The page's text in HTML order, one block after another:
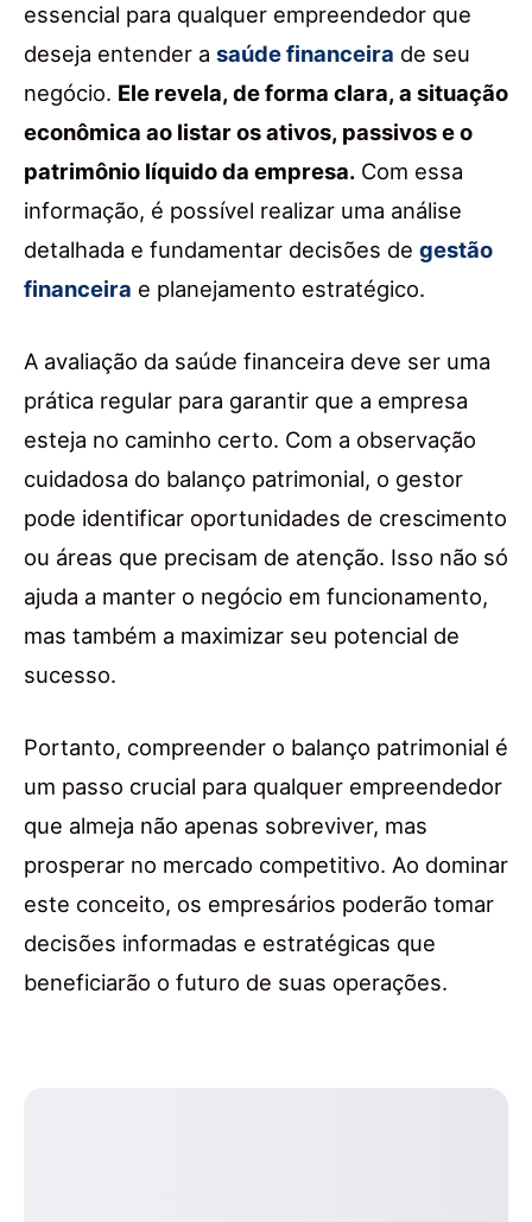
essencial para qualquer empreendedor que
deseja entender a saúde financeira de seu
negócio. Ele revela, de forma clara, a situação
econômica ao listar os ativos, passivos e o
patrimônio líquido da empresa. Com essa
informação, é possível realizar uma análise
detalhada e fundamentar decisões de gestão
financeira e planejamento estratégico.
A avaliação da saúde financeira deve ser uma
prática regular para garantir que a empresa
esteja no caminho certo. Com a observação
cuidadosa do balanço patrimonial, o gestor
pode identificar oportunidades de crescimento
ou áreas que precisam de atenção. Isso não só
ajuda a manter o negócio em funcionamento,
mas também a maximizar seu potencial de
sucesso.
Portanto, compreender o balanço patrimonial é
um passo crucial para qualquer empreendedor
que almeja não apenas sobreviver, mas
prosperar no mercado competitivo. Ao dominar
este conceito, os empresários poderão tomar
decisões informadas e estratégicas que
beneficiarão o futuro de suas operações.